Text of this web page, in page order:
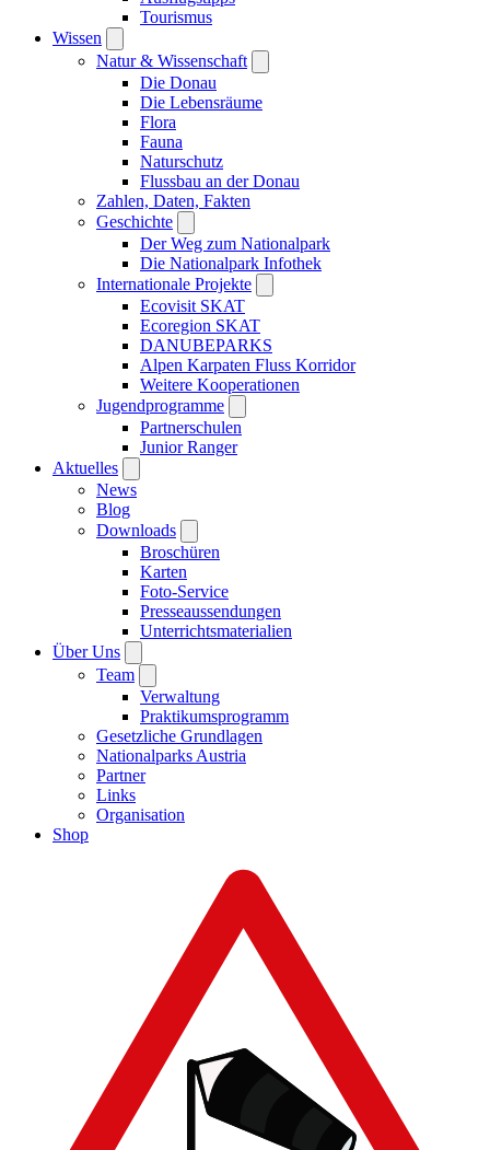
Tourismus
Wissen
Natur & Wissenschaft
Die Donau
Die Lebensräume
Flora
Fauna
Naturschutz
Flussbau an der Donau
Zahlen, Daten, Fakten
Geschichte
Der Weg zum Nationalpark
Die Nationalpark Infothek
Internationale Projekte
Ecovisit SKAT
Ecoregion SKAT
DANUBEPARKS
Alpen Karpaten Fluss Korridor
Weitere Kooperationen
Jugendprogramme
Partnerschulen
Junior Ranger
Aktuelles
News
Blog
Downloads
Broschüren
Karten
Foto-Service
Presseaussendungen
Unterrichtsmaterialien
Über Uns
Team
Verwaltung
Praktikumsprogramm
Gesetzliche Grundlagen
Nationalparks Austria
Partner
Links
Organisation
Shop